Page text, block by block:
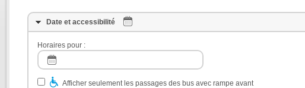
Date et accessibilité
Horaires pour :
Afficher seulement les passages des bus avec rampe avant